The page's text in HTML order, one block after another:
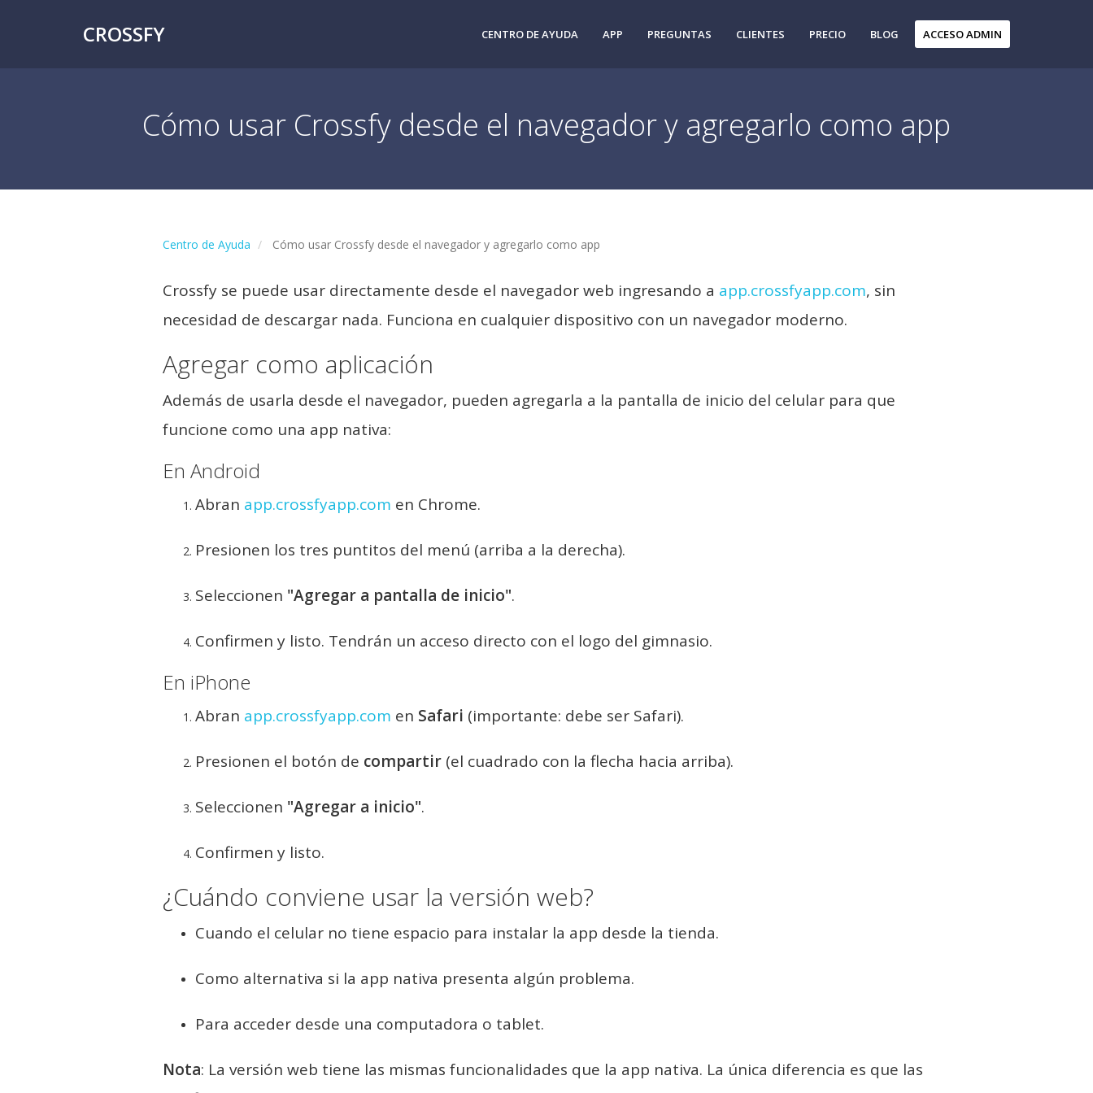
CROSSFY CENTRO DE AYUDA APP PREGUNTAS CLIENTES PRECIO BLOG ACCESO ADMIN
Cómo usar Crossfy desde el navegador y agregarlo como app
Centro de Ayuda Cómo usar Crossfy desde el navegador y agregarlo como app
Crossfy se puede usar directamente desde el navegador web ingresando a app.crossfyapp.com, sin
necesidad de descargar nada. Funciona en cualquier dispositivo con un navegador moderno.
Agregar como aplicación
Además de usarla desde el navegador, pueden agregarla a la pantalla de inicio del celular para que
funcione como una app nativa:
En Android
Abran app.crossfyapp.com en Chrome.
Presionen los tres puntitos del menú (arriba a la derecha).
Seleccionen "Agregar a pantalla de inicio".
Confirmen y listo. Tendrán un acceso directo con el logo del gimnasio.
En iPhone
Abran app.crossfyapp.com en Safari (importante: debe ser Safari).
Presionen el botón de compartir(el cuadrado con la flecha hacia arriba).
Seleccionen "Agregar a inicio".
Confirmen y listo.
¿Cuándo conviene usar la versión web?
Cuando el celular no tiene espacio para instalar la app desde la tienda.
Como alternativa si la app nativa presenta algún problema.
Para acceder desde una computadora o tablet.
Nota: La versión web tiene las mismas funcionalidades que la app nativa. La única diferencia es que las